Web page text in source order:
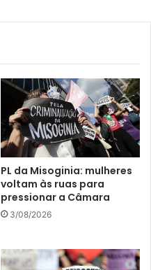
PL da Misoginia: mulheres
voltam às ruas para
pressionar a Câmara
3/08/2026